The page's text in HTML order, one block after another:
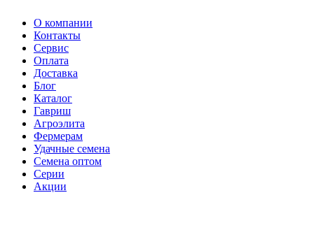
О компании
Контакты
Сервис
Оплата
Доставка
Блог
Каталог
Гавриш
Агроэлита
Фермерам
Удачные семена
Семена оптом
Серии
Акции